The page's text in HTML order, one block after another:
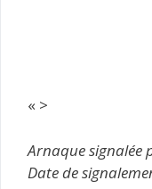
« >
Arnaque signalée
Date de